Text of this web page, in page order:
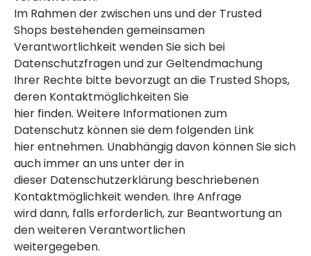
Im Rahmen der zwischen uns und der Trusted
Shops bestehenden gemeinsamen
Verantwortlichkeit wenden Sie sich bei
Datenschutzfragen und zur Geltendmachung
Ihrer Rechte bitte bevorzugt an die Trusted Shops,
deren Kontaktmöglichkeiten Sie
hier finden. Weitere Informationen zum
Datenschutz können sie dem folgenden Link
hier entnehmen. Unabhängig davon können Sie sich
auch immer an uns unter der in
dieser Datenschutzerklärung beschriebenen
Kontaktmöglichkeit wenden. Ihre Anfrage
wird dann, falls erforderlich, zur Beantwortung an
den weiteren Verantwortlichen
weitergegeben.